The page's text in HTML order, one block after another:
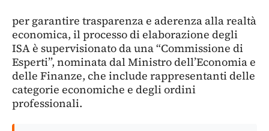
per garantire trasparenza e aderenza alla realtà
economica, il processo di elaborazione degli
ISA è supervisionato da una “Commissione di
Esperti”, nominata dal Ministro dell’Economia e
delle Finanze, che include rappresentanti delle
categorie economiche e degli ordini
professionali.